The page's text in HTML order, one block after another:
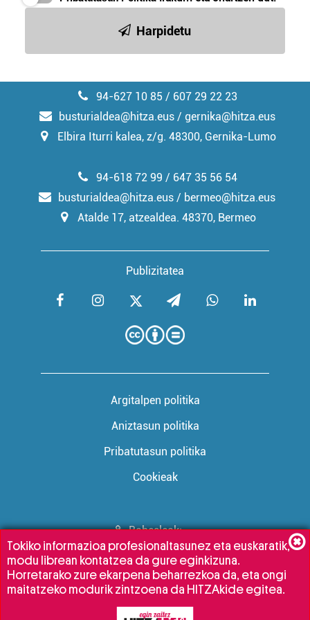
Harpidetu
94-627 10 85 / 607 29 22 23
busturialdea@hitza.eus / gernika@hitza.eus
Elbira Iturri kalea, z/g. 48300, Gernika-Lumo
Publizitatea
94-618 72 99 / 647 35 56 54
busturialdea@hitza.eus / bermeo@hitza.eus
Atalde 17, atzealdea. 48370, Bermeo
Argitalpen politika
Aniztasun politika
Pribatutasun politika
Cookieak
Babesleak:
Tokiko informazioa profesionaltasunez eta euskaratik,
modu librean kontatzea da gure eginkizuna.
Horretarako zure ekarpena beharrezkoa da, eta ongi
maitatzeko modurik zintzoena da HITZAkide egitea.